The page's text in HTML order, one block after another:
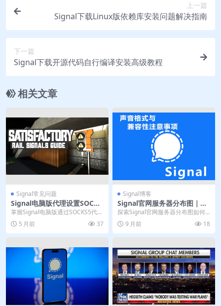
上一篇
Signal下载Linux版依赖库安装问题解决指南
下一篇
Signal下载开源代码自行编译安装高级教程
相关文章
Signal常见问题
Signal电脑版代理设置SOCKS
5 TLS配置教程
掌握Signal电脑版通过SOCKS5代理
与TLS加密的安全连接方法。本指南
详解...5 月前 37
Signal博客
Signal官网服务器分布图｜下
载前选最近节点
探索Signal官网服务器分布图如何
优化全球用户的通讯体验。本文解
析服务器节点选...
9 月前 18